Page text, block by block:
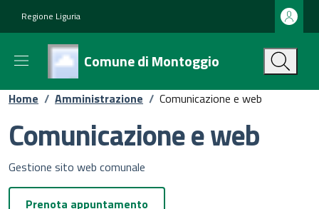
Regione Liguria
Comune di Montoggio
Home / Amministrazione / Comunicazione e web
Comunicazione e web
Gestione sito web comunale
Prenota appuntamento